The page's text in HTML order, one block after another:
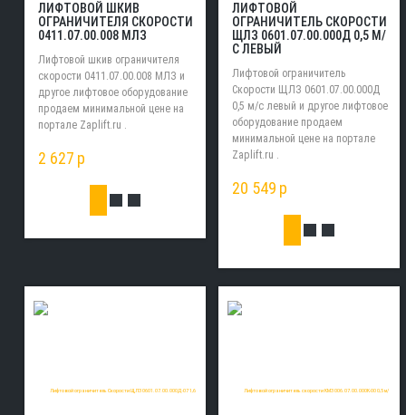
ЛИФТОВОЙ ШКИВ
ОГРАНИЧИТЕЛЯ СКОРОСТИ
0411.07.00.008 МЛЗ
Лифтовой шкив ограничителя
скорости 0411.07.00.008 МЛЗ и
другое лифтовое оборудование
продаем минимальной цене на
портале Zaplift.ru .
2 627 p
ЛИФТОВОЙ
ОГРАНИЧИТЕЛЬ СКОРОСТИ
ЩЛЗ 0601.07.00.000Д 0,5 М/
С ЛЕВЫЙ
Лифтовой ограничитель
Скорости ЩЛЗ 0601.07.00.000Д
0,5 м/с левый и другое лифтовое
оборудование продаем
минимальной цене на портале
Zaplift.ru .
20 549 p